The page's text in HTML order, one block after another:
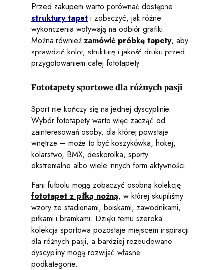
Przed zakupem warto porównać dostępne
struktury tapet i zobaczyć, jak różne
wykończenia wpływają na odbiór grafiki.
Można również zamówić próbkę tapety, aby
sprawdzić kolor, strukturę i jakość druku przed
przygotowaniem całej fototapety.
Fototapety sportowe dla różnych pasji
Sport nie kończy się na jednej dyscyplinie.
Wybór fototapety warto więc zacząć od
zainteresowań osoby, dla której powstaje
wnętrze – może to być koszykówka, hokej,
kolarstwo, BMX, deskorolka, sporty
ekstremalne albo wiele innych form aktywności.
Fani futbolu mogą zobaczyć osobną kolekcję
fototapet z piłką nożną, w której skupiliśmy
wzory ze stadionami, boiskami, zawodnikami,
piłkami i bramkami. Dzięki temu szeroka
kolekcja sportowa pozostaje miejscem inspiracji
dla różnych pasji, a bardziej rozbudowane
dyscypliny mogą rozwijać własne
podkategorie.